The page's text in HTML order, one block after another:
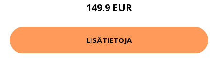
149.9 EUR
LISÄTIETOJA